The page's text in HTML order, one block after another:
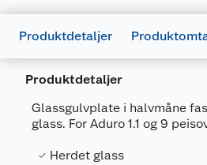
Produktdetaljer
Produktdetaljer
Glassgulvplate i halvmåne
glass. For Aduro 1.1 og 9
Herdet glass
Generelt